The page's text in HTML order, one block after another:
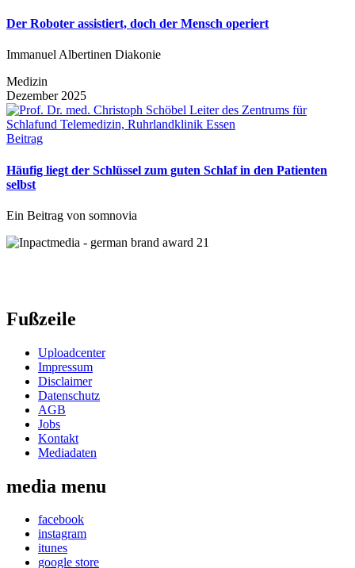
Der Roboter assistiert, doch der Mensch operiert
Immanuel Albertinen Diakonie
Medizin
Dezember 2025
Beitrag
Häufig liegt der Schlüssel zum guten Schlaf in den Patienten
selbst
Ein Beitrag von somnovia
Fußzeile
Uploadcenter
Impressum
Disclaimer
Datenschutz
AGB
Jobs
Kontakt
Mediadaten
media menu
facebook
instagram
itunes
google store